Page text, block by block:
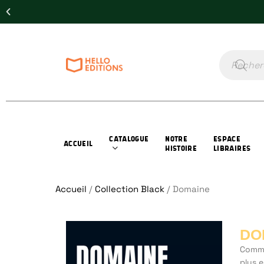
ACCUEIL
CATALOGUE
NOTRE
HISTOIRE
ESPACE
LIBRAIRES
Accueil / Collection Black / Domaine